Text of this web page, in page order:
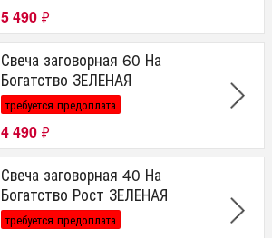
5 490 ₽
Свеча заговорная 60 На
Богатство ЗЕЛЕНАЯ
требуется предоплата
4 490 ₽
Свеча заговорная 40 На
Богатство Рост ЗЕЛЕНАЯ
требуется предоплата